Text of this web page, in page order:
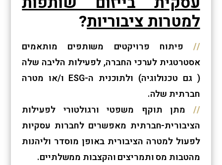
למטרות ציבוריות?
פיתוח פרויקטים משותפים מותאמים
אסטרטגית לערכי החברה, לפעילות הליבה שלה
( גם טכנולוגיה) ולתוכנית ה-ESG ו/או מטרה
חברתית שלה.
מתן תוקף משפטי ורגולטורי לפעילות
הציבורית-חברתית מאפשרים לחברות עסקיות
לפעול למטרה הציבורית באופן מוסדר וליהנות
מהטבות מס ותמריצים והקצבות ממשלתיים.